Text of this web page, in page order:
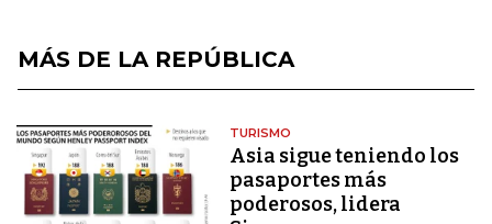
MÁS DE LA REPÚBLICA
TURISMO
Asia sigue teniendo los
pasaportes más
poderosos, lidera